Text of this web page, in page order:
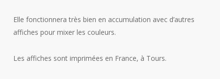
Elle fonctionnera très bien en accumulation avec d’autres
affiches pour mixer les couleurs.
Les affiches sont imprimées en France, à Tours.